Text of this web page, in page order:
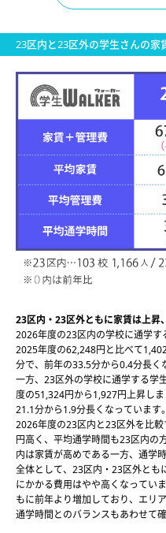
23区内と23区外の学生さんの家
23区内・23区外ともに家賃は上昇
2026年度の23区内の学校に通学す
2025年度の62,248円と比べて
分で、前年の33.5分から0.4分長く
一方、23区外の学校に通学する学
度の51,324円から1,927円上昇し
21.1分から1.9分長くなっています。
2026年度の23区内と23区外を比
円高く、平均通学時間も23区内の
内は家賃が高めである一方、通学
全体として、23区内・23区外とも
にかかる費用はやや高くなってい
もに前年より増加しており、エリ
通学時間とのバランスもあわせて